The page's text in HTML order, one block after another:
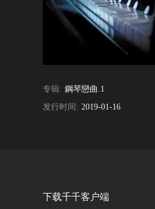
专辑: 鋼琴戀曲.1
发行时间: 2019-01-16
下载千千客户端